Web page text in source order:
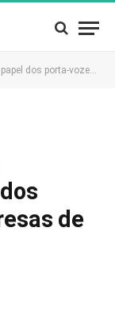
nas empresas de inovação
de